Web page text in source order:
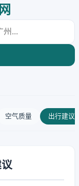
空气质量 出行建议